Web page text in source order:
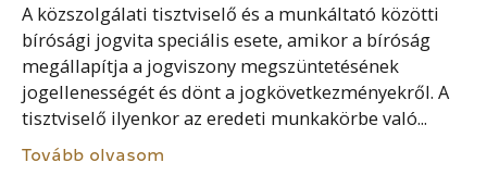
A közszolgálati tisztviselő és a munkáltató közötti
bírósági jogvita speciális esete, amikor a bíróság
megállapítja a jogviszony megszüntetésének
jogellenességét és dönt a jogkövetkezményekről. A
tisztviselő ilyenkor az eredeti munkakörbe való...
Tovább olvasom